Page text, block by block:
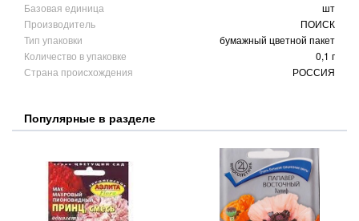
Базовая единица
шт
Производитель
ПОИСК
Тип упаковки
бумажный цветной пакет
Количество в упаковке
0,1 г
Страна происхождения
РОССИЯ
Популярные в разделе